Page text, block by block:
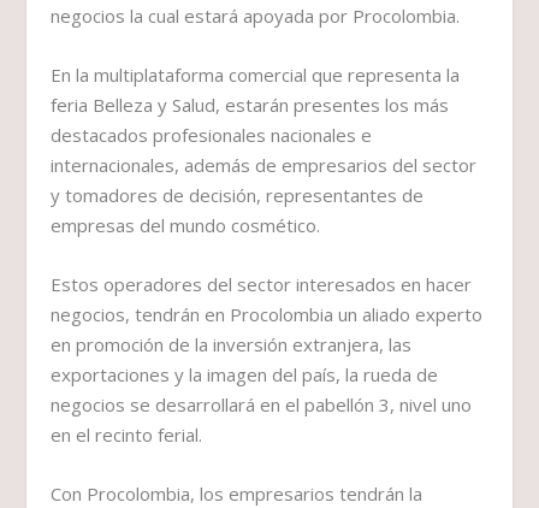
negocios la cual estará apoyada por Procolombia.
En la multiplataforma comercial que representa la
feria Belleza y Salud, estarán presentes los más
destacados profesionales nacionales e
internacionales, además de empresarios del sector
y tomadores de decisión, representantes de
empresas del mundo cosmético.
Estos operadores del sector interesados en hacer
negocios, tendrán en Procolombia un aliado experto
en promoción de la inversión extranjera, las
exportaciones y la imagen del país, la rueda de
negocios se desarrollará en el pabellón 3, nivel uno
en el recinto ferial.
Con Procolombia, los empresarios tendrán la